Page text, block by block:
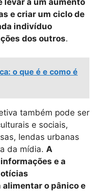
levar a um aumento
e criar um ciclo de
indivíduo
dos outros.
o que é e como é
também pode ser
e sociais,
lendas urbanas
da mídia. A
e a
o pânico e